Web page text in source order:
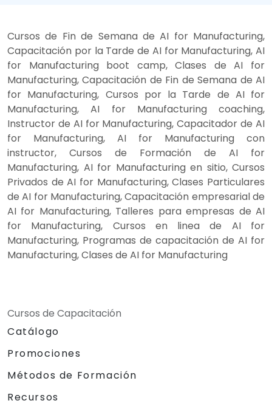
Cursos de Fin de Semana de AI for Manufacturing,
Capacitación por la Tarde de AI for Manufacturing, AI
for Manufacturing boot camp, Clases de AI for
Manufacturing, Capacitación de Fin de Semana de AI
for Manufacturing, Cursos por la Tarde de AI for
Manufacturing, AI for Manufacturing coaching,
Instructor de AI for Manufacturing, Capacitador de AI
for Manufacturing, AI for Manufacturing con
instructor, Cursos de Formación de AI for
Manufacturing, AI for Manufacturing en sitio, Cursos
Privados de AI for Manufacturing, Clases Particulares
de AI for Manufacturing, Capacitación empresarial de
AI for Manufacturing, Talleres para empresas de AI
for Manufacturing, Cursos en linea de AI for
Manufacturing, Programas de capacitación de AI for
Manufacturing, Clases de AI for Manufacturing
Cursos de Capacitación
Catálogo
Promociones
Métodos de Formación
Recursos